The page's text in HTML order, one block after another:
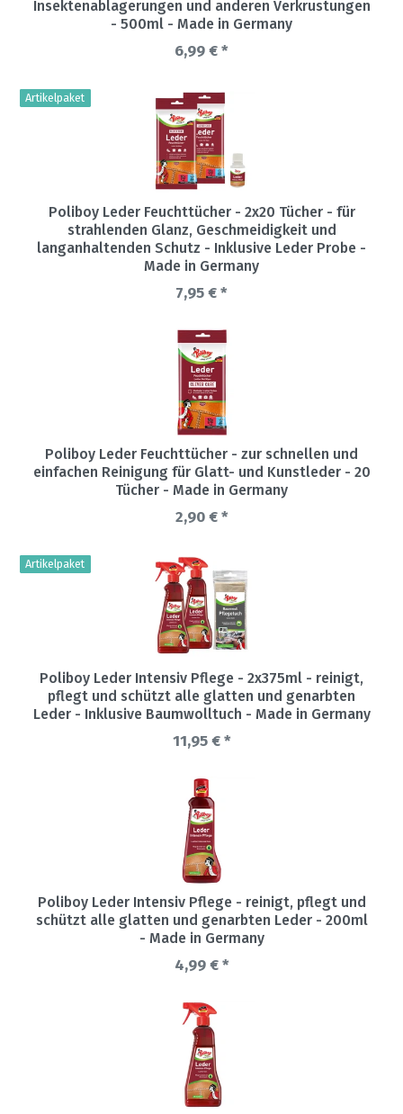
Insektenablagerungen und anderen Verkrustungen
- 500ml - Made in Germany
6,99 € *
Artikelpaket
Poliboy Leder Feuchttücher - 2x20 Tücher - für
strahlenden Glanz, Geschmeidigkeit und
langanhaltenden Schutz - Inklusive Leder Probe -
Made in Germany
7,95 € *
Poliboy Leder Feuchttücher - zur schnellen und
einfachen Reinigung für Glatt- und Kunstleder - 20
Tücher - Made in Germany
2,90 € *
Artikelpaket
Poliboy Leder Intensiv Pflege - 2x375ml - reinigt,
pflegt und schützt alle glatten und genarbten
Leder - Inklusive Baumwolltuch - Made in Germany
11,95 € *
Poliboy Leder Intensiv Pflege - reinigt, pflegt und
schützt alle glatten und genarbten Leder - 200ml
- Made in Germany
4,99 € *